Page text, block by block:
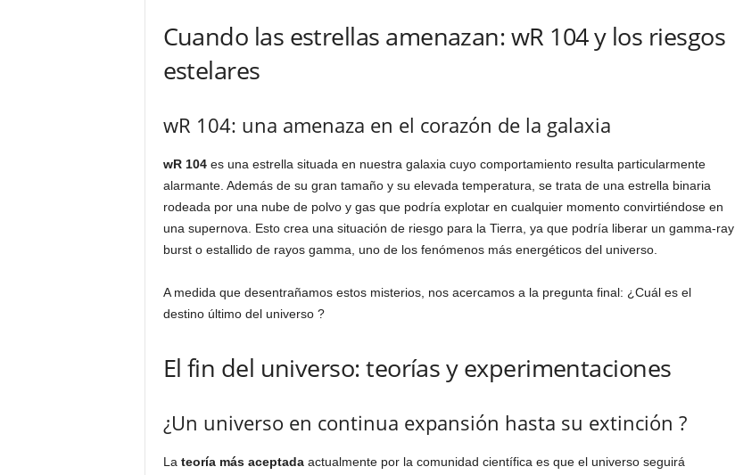
Cuando las estrellas amenazan: wR 104 y los riesgos
estelares
wR 104: una amenaza en el corazón de la galaxia
wR 104es una estrella situada en nuestra galaxia cuyo comportamiento resulta particularmente
alarmante. Además de su gran tamaño y su elevada temperatura, se trata de una estrella binaria
rodeada por una nube de polvo y gas que podría explotar en cualquier momento convirtiéndose en
una supernova. Esto crea una situación de riesgo para la Tierra, ya que podría liberar un gamma-ray
burst o estallido de rayos gamma, uno de los fenómenos más energéticos del universo.
A medida que desentrañamos estos misterios, nos acercamos a la pregunta final: ¿Cuál es el
destino último del universo ?
El fin del universo: teorías y experimentaciones
¿Un universo en continua expansión hasta su extinción ?
La teoría más aceptadaactualmente por la comunidad científica es que el universo seguirá